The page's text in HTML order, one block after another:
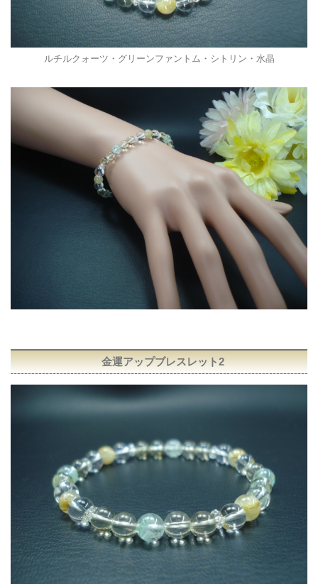
ルチルクォーツ・グリーンファントム・シトリン・水晶
金運アップブレスレット2